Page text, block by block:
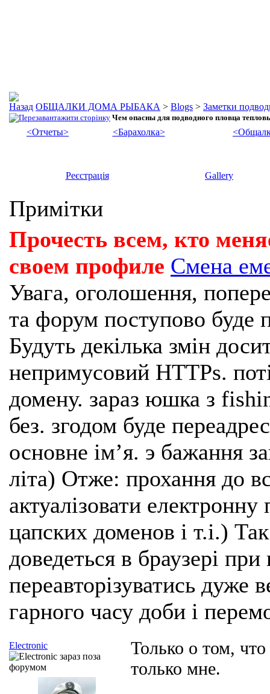
ОБЩАЛКИ ДОМА РЫБАКА > Blogs > Заметки
Чем опасны для подводного пловца
<Отчеты> <Барахолка>
Реєстрація Gallery
Примітки
Прочесть всем, кто
своем профиле Смена
Увага, оголошення,
та форум поступово буде
Будуть декілька змін
непримусовий HTTPs.
домену. зараз юшка з
без. згодом буде
основне імʼя. э бажання
літа) Отже: прохання до
актуалізовати
цапских доменов і т.і.)
доведеться в браузері
переавторізуватись
гарного часу доби і
Только о том,
только мне.
Electronic